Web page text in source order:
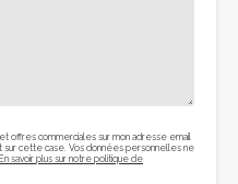
offres commerciales sur mon adresse email
sur cette case. Vos données personnelles ne
En savoir plus sur notre politique de